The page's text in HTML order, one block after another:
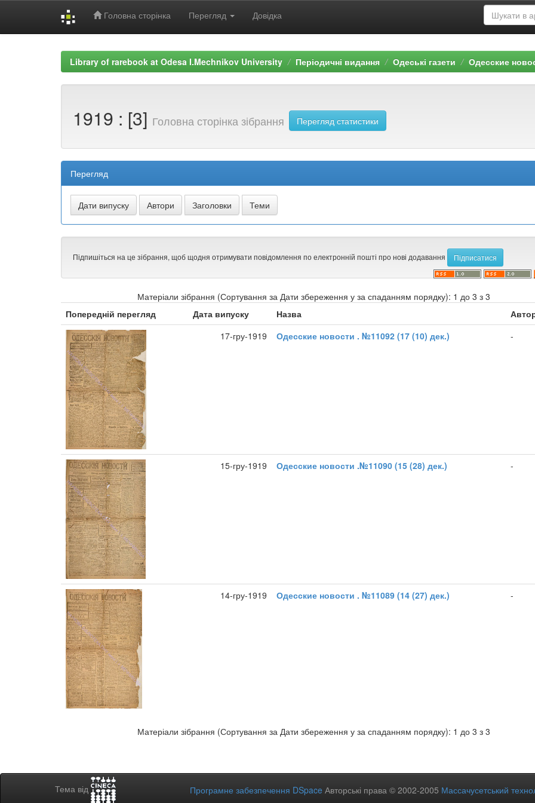
Головна сторінка Перегляд Довідка
Library of rarebook at Odesa I.Mechnikov University Періодичні видання Одеські газети Одесские
1919 : [3] Головна сторінка зібрання Перегляд статистики
Перегляд
Підпишіться на це зібрання, щоб щодня отримувати повідомлення по електронній пошті про нові додавання
Матеріали зібрання (Сортування за Дати збереження у за спаданням порядку): 1 до 3 з 3
Попередній перегляд
Дата випуску Назва
17-гру-1919
Одесские новости . №11092 (17 (10) дек.) -
15-гру-1919 Одесские новости .№11090 (15 (28) дек.) -
14-гру-1919 Одесские новости . №11089 (14 (27) дек.) -
Матеріали зібрання (Сортування за Дати збереження у за спаданням порядку): 1 до 3 з 3
Тема від Програмне забезпечення DSpace Авторські права © 2002-2005 Массачусетський